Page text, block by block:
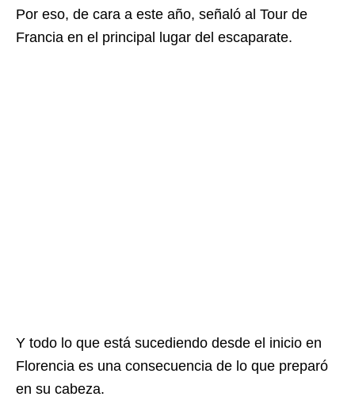
Por eso, de cara a este año, señaló al Tour de
Francia en el principal lugar del escaparate.
Y todo lo que está sucediendo desde el inicio en
Florencia es una consecuencia de lo que preparó
en su cabeza.